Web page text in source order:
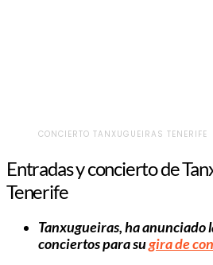
CONCIERTO TANXUGUEIRAS TENERIFE
Entradas y concierto de
Tenerife
Tanxugueiras, ha anunciado
conciertos para sugira de